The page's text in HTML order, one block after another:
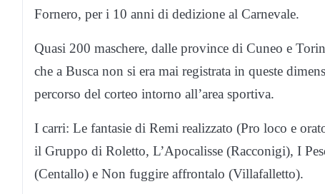
Fornero, per i 10 anni di dedizione al Carnevale.
Quasi 200 maschere, dalle province di Cuneo e
che a Busca non si era mai registrata in queste
percorso del corteo intorno all’area sportiva.
I carri: Le fantasie di Remi realizzato (Pro loco e
il Gruppo di Roletto, L’Apocalisse (Racconigi), I
(Centallo) e Non fuggire affrontalo (Villafalletto).